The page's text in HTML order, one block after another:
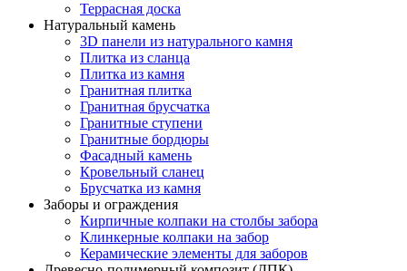
Террасная доска
Натуральный камень
3D панели из натурального камня
Плитка из сланца
Плитка из камня
Гранитная плитка
Гранитная брусчатка
Гранитные ступени
Гранитные бордюры
Фасадный камень
Кровельный сланец
Брусчатка из камня
Заборы и ограждения
Кирпичные колпаки на столбы забора
Клинкерные колпаки на забор
Керамические элементы для заборов